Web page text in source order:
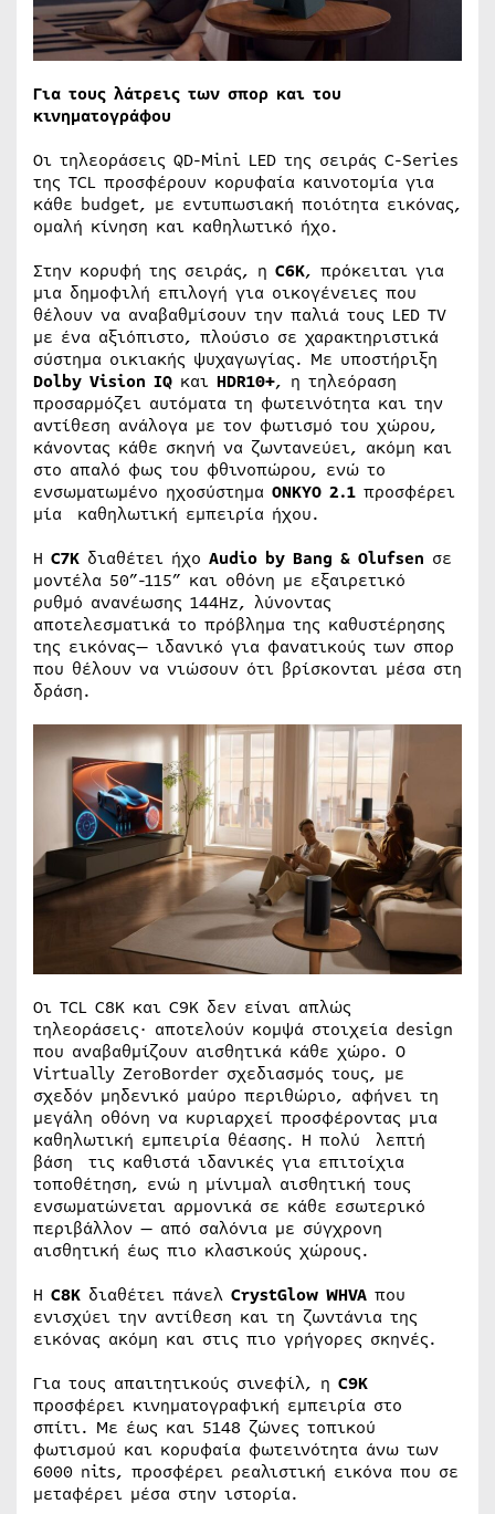
Για τους λάτρεις των σπορ και του
κινηματογράφου
Οι τηλεοράσεις QD-Mini LED της σειράς C-Series
της TCL προσφέρουν κορυφαία καινοτομία για
κάθε budget, με εντυπωσιακή ποιότητα εικόνας,
ομαλή κίνηση και καθηλωτικό ήχο.
Στην κορυφή της σειράς, η C6K, πρόκειται για
μια δημοφιλή επιλογή για οικογένειες που
θέλουν να αναβαθμίσουν την παλιά τους LED TV
με ένα αξιόπιστο, πλούσιο σε χαρακτηριστικά
σύστημα οικιακής ψυχαγωγίας. Με υποστήριξη
Dolby Vision IQ και HDR10+, η τηλεόραση
προσαρμόζει αυτόματα τη φωτεινότητα και την
αντίθεση ανάλογα με τον φωτισμό του χώρου,
κάνοντας κάθε σκηνή να ζωντανεύει, ακόμη και
στο απαλό φως του φθινοπώρου, ενώ το
ενσωματωμένο ηχοσύστημα ONKYO 2.1 προσφέρει
μία καθηλωτική εμπειρία ήχου.
Η C7K διαθέτει ήχο Audio by Bang & Olufsen σε
μοντέλα 50”-115” και οθόνη με εξαιρετικό
ρυθμό ανανέωσης 144Hz, λύνοντας
αποτελεσματικά το πρόβλημα της καθυστέρησης
της εικόνας— ιδανικό για φανατικούς των σπορ
που θέλουν να νιώσουν ότι βρίσκονται μέσα στη
δράση.
Οι TCL C8K και C9K δεν είναι απλώς
τηλεοράσεις· αποτελούν κομψά στοιχεία design
που αναβαθμίζουν αισθητικά κάθε χώρο. Ο
Virtually ZeroBorder σχεδιασμός τους, με
σχεδόν μηδενικό μαύρο περιθώριο, αφήνει τη
μεγάλη οθόνη να κυριαρχεί προσφέροντας μια
καθηλωτική εμπειρία θέασης. Η πολύ λεπτή
βάση τις καθιστά ιδανικές για επιτοίχια
τοποθέτηση, ενώ η μίνιμαλ αισθητική τους
ενσωματώνεται αρμονικά σε κάθε εσωτερικό
περιβάλλον — από σαλόνια με σύγχρονη
αισθητική έως πιο κλασικούς χώρους.
Η C8K διαθέτει πάνελ CrystGlow WHVA που
ενισχύει την αντίθεση και τη ζωντάνια της
εικόνας ακόμη και στις πιο γρήγορες σκηνές.
Για τους απαιτητικούς σινεφίλ, η C9K
προσφέρει κινηματογραφική εμπειρία στο
σπίτι. Με έως και 5148 ζώνες τοπικού
φωτισμού και κορυφαία φωτεινότητα άνω των
6000 nits, προσφέρει ρεαλιστική εικόνα που σε
μεταφέρει μέσα στην ιστορία.